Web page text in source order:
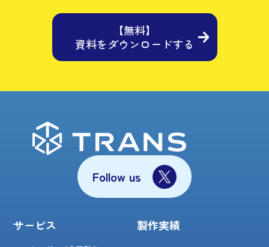
【無料】
資料をダウンロードする
Follow us
サービス 製作実績